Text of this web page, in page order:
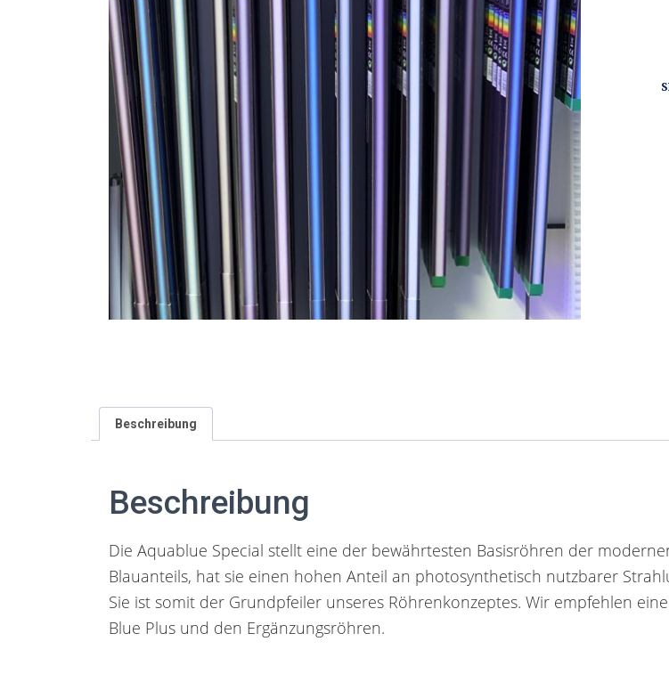
Beschreibung
Beschreibung
Die Aquablue Special stellt eine der bewährtesten Basisröhren der
Blauanteils, hat sie einen hohen Anteil an photosynthetisch nutzbarer
Sie ist somit der Grundpfeiler unseres Röhrenkonzeptes. Wir empfehlen
Blue Plus und den Ergänzungsröhren.